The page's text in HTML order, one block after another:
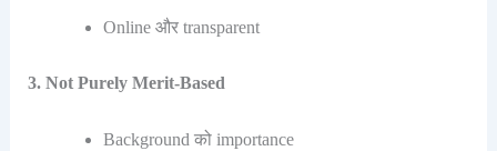
Online और transparent
3. Not Purely Merit-Based
Background को importance